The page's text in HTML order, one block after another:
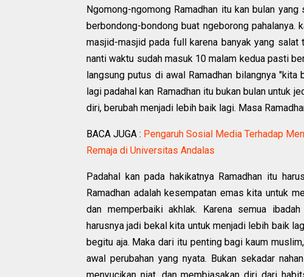
Ngomong-ngomong Ramadhan itu kan bulan
berbondong-bondong buat ngeborong pahalanya.
masjid-masjid pada full karena banyak yang
nanti waktu sudah masuk 10 malam kedua pasti
langsung putus di awal Ramadhan bilangnya "kita
lagi padahal kan Ramadhan itu bukan bulan untuk
diri, berubah menjadi lebih baik lagi. Masa
BACA JUGA : Pengaruh Sosial Media Terhadap
Remaja di Universitas Andalas
Padahal kan pada hakikatnya Ramadhan itu
Ramadhan adalah kesempatan emas kita untuk
dan memperbaiki akhlak. Karena semua
harusnya jadi bekal kita untuk menjadi lebih baik
begitu aja. Maka dari itu penting bagi kaum
awal perubahan yang nyata. Bukan sekadar